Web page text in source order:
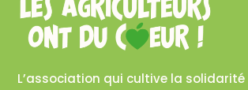
L’association qui cultive la